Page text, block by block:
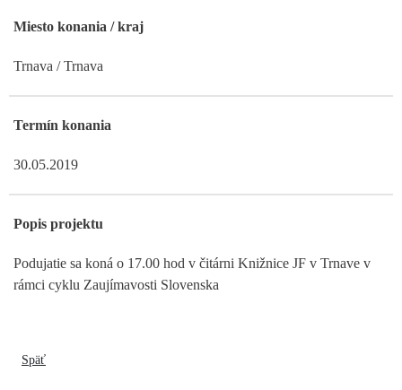
Miesto konania / kraj
Trnava / Trnava
Termín konania
30.05.2019
Popis projektu
Podujatie sa koná o 17.00 hod v čitárni Knižnice JF v Trnave v
rámci cyklu Zaujímavosti Slovenska
Späť